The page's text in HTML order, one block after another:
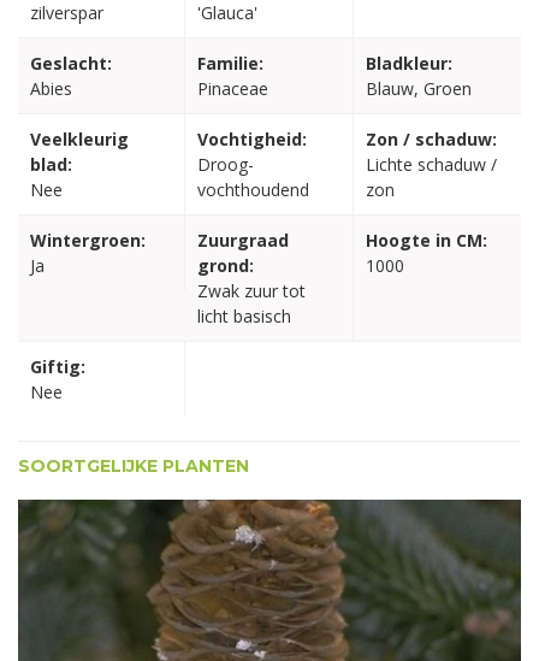
zilverspar
'Glauca'
Geslacht:
Abies
Familie:
Pinaceae
Bladkleur:
Blauw, Groen
Veelkleurig
blad:
Nee
Vochtigheid:
Droog-
vochthoudend
Zon / schaduw:
Lichte schaduw /
zon
Wintergroen:
Ja
Zuurgraad
grond:
Zwak zuur tot
licht basisch
Hoogte in CM:
1000
Giftig:
Nee
SOORTGELIJKE PLANTEN